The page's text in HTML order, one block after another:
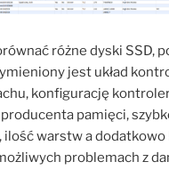
różne dyski SSD,
jest układ
konfigurację
pamięci,
ilość warstw a
problemach z